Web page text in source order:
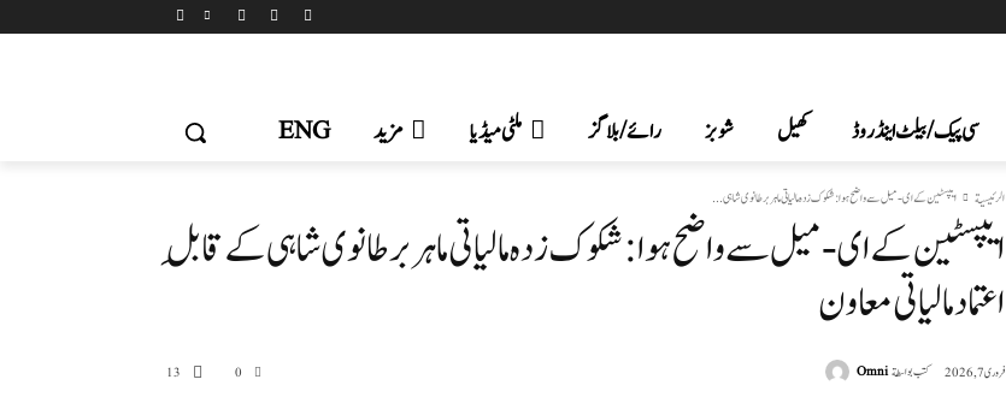
سی پیک /بیلٹ اینڈ روڈ کھیل شوبز رائے/بلاگز ملٹی میڈیا مزید ENG
الرئيسية ایپسٹین کے ای‑میل سے واضح ہوا: شکوک زدہ مالیاتی ماہر برطانوی شاہی...
ایپسٹین کے ای‑میل سے واضح ہوا: شکوک زدہ مالیاتی ماہر برطانوی شاہی کے قابلِ
اعتماد مالیاتی معاون
0
13 فروری 7, 2026 كتب بواسطةOmni